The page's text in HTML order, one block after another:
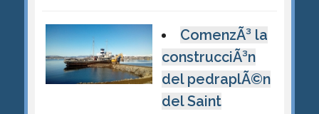
ComenzÃ³ la
construcciÃ³n
del pedraplÃ©n
del Saint